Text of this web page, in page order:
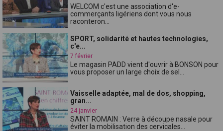
WELCOM c'est une association d'e-
commerçants ligériens dont vous nous
raconteron...
SPORT, solidarité et hautes technologies,
c'e...
7 février
Le magasin PADD vient d'ouvrir à BONSON pour
vous proposer un large choix de sel...
Vaisselle adaptée, mal de dos, shopping,
gran...
24 janvier
SAINT ROMAIN : Verre à découpe nasale pour
éviter la mobilisation des cervicales...